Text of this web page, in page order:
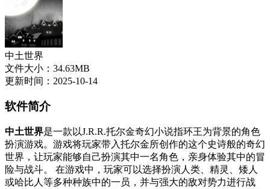
中土世界
文件大小：34.63MB
更新时间：2025-10-14
软件简介
中土世界是一款以J.R.R.托尔金奇幻小说指环王为背景的角色
扮演游戏。游戏将玩家带入托尔金所创作的这个史诗般的奇幻
世界，让玩家能够自己扮演其中一名角色，亲身体验其中的冒
险与战斗。 在游戏中，玩家可以选择扮演人类、精灵、矮人
或哈比人等多种种族中的一员，并与强大的敌对势力进行战